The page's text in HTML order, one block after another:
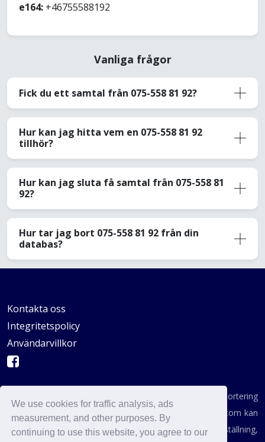
We use cookies for traffic analysis, ads
measurement, and other purposes. By
continuing to use this website, you agree to our
e164: +46755588192
Vanliga frågor
Fick du ett samtal från 075-558 81 92?
Hur kan jag hitta vem en 075-558 81 92
tillhör?
Hur kan jag sluta få samtal från 075-558 81
92?
Hur tar jag bort 075-558 81 92 från din
databas?
Kontakta oss
Integritetspolicy
Användarvillkor
AVSKYDANDE: Vi är inte en byrå för konsumentrapportering
enligt definitionen i någon statlig institution. AvoidCaller.com kan
inte användas för att fatta beslut om anställning,